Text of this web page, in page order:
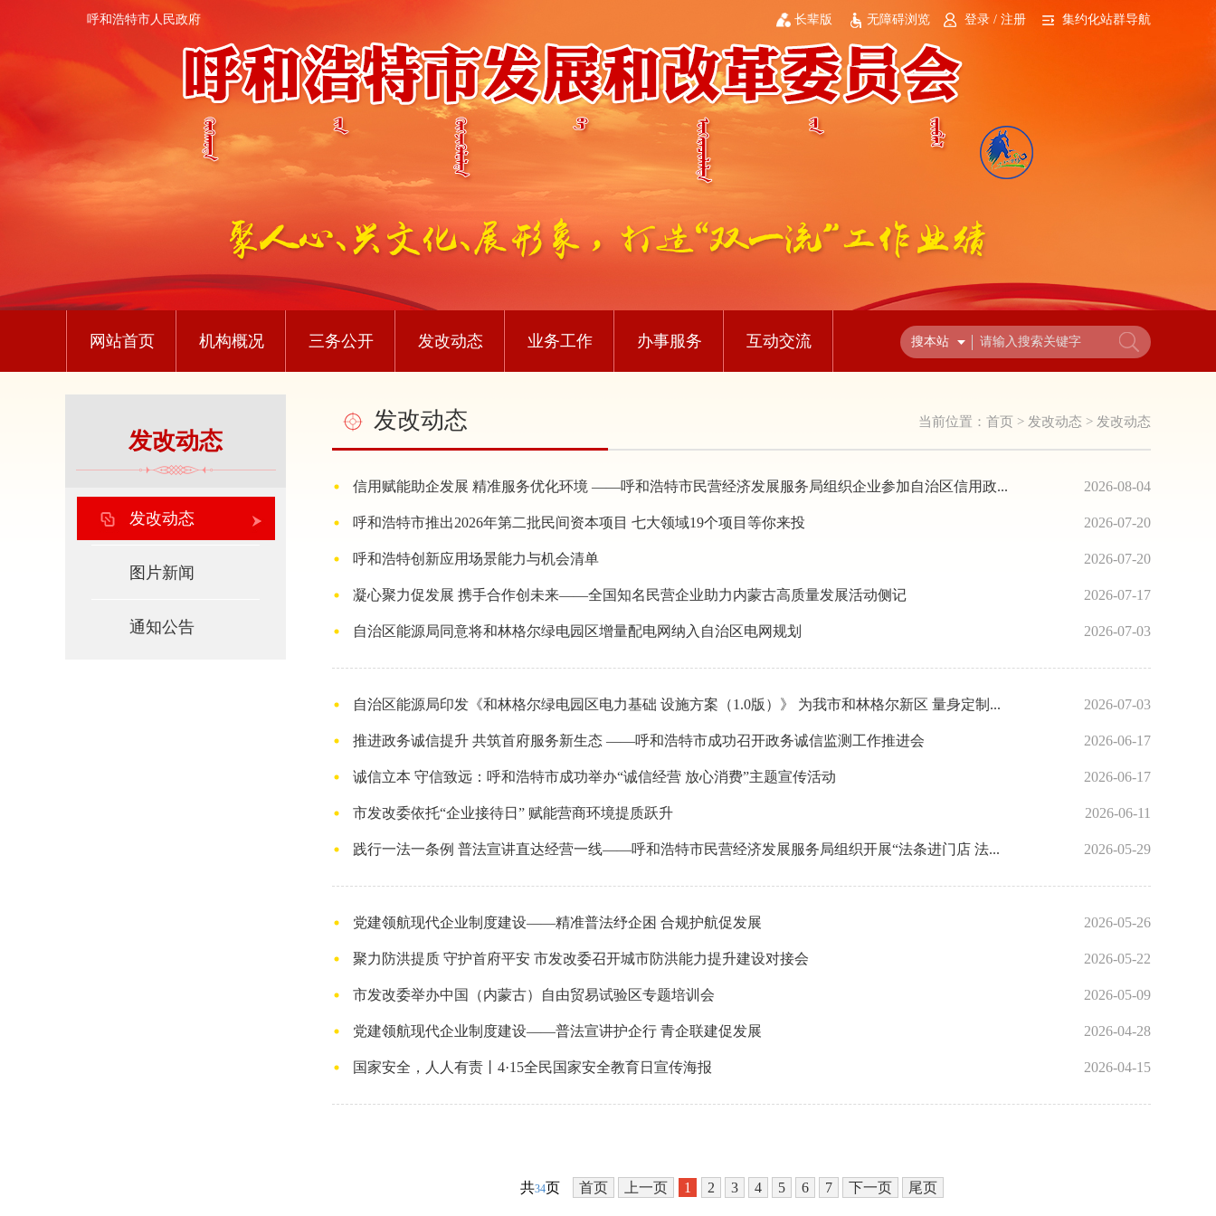
呼和浩特市人民政府 长辈版 无障碍浏览 登录 / 注册 集约化站群导航
网站首页 机构概况 三务公开 发改动态 业务工作 办事服务 互动交流 搜本站
发改动态
发改动态
图片新闻
通知公告
发改动态 当前位置： 首页 > 发改动态 > 发改动态
信用赋能助企发展 精准服务优化环境 ——呼和浩特市民营经济发展服务局组织企业参加自治区信用政... 2026-08-04
呼和浩特市推出2026年第二批民间资本项目 七大领域19个项目等你来投 2026-07-20
呼和浩特创新应用场景能力与机会清单 2026-07-20
凝心聚力促发展 携手合作创未来——全国知名民营企业助力内蒙古高质量发展活动侧记 2026-07-17
自治区能源局同意将和林格尔绿电园区增量配电网纳入自治区电网规划 2026-07-03
自治区能源局印发《和林格尔绿电园区电力基础 设施方案（1.0版）》 为我市和林格尔新区 量身定制... 2026-07-03
推进政务诚信提升 共筑首府服务新生态 ——呼和浩特市成功召开政务诚信监测工作推进会 2026-06-17
诚信立本 守信致远：呼和浩特市成功举办“诚信经营 放心消费”主题宣传活动 2026-06-17
市发改委依托“企业接待日” 赋能营商环境提质跃升 2026-06-11
践行一法一条例 普法宣讲直达经营一线——呼和浩特市民营经济发展服务局组织开展“法条进门店 法... 2026-05-29
党建领航现代企业制度建设——精准普法纾企困 合规护航促发展 2026-05-26
聚力防洪提质 守护首府平安 市发改委召开城市防洪能力提升建设对接会 2026-05-22
市发改委举办中国（内蒙古）自由贸易试验区专题培训会 2026-05-09
党建领航现代企业制度建设——普法宣讲护企行 青企联建促发展 2026-04-28
国家安全，人人有责丨4·15全民国家安全教育日宣传海报 2026-04-15
共34页 首页 上一页 1 2 3 4 5 6 7 下一页 尾页